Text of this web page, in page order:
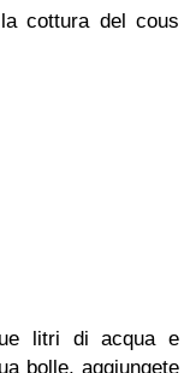
cottura del cous
litri di acqua e
bolle, aggiungete